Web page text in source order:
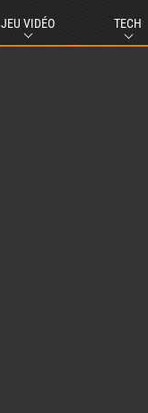
JEU VIDÉO TECH